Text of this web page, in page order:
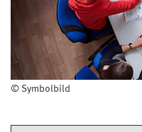
© Symbolbild